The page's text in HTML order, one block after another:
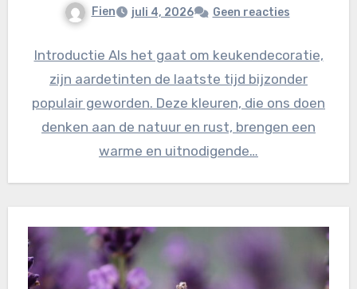
Fien juli 4, 2026 Geen reacties
Introductie Als het gaat om keukendecoratie,
zijn aardetinten de laatste tijd bijzonder
populair geworden. Deze kleuren, die ons doen
denken aan de natuur en rust, brengen een
warme en uitnodigende…